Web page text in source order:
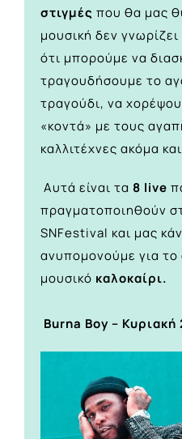
στιγμές που θα μας
μουσική δεν
ότι μπορούμε να
τραγουδήσουμε το
τραγούδι, να
«κοντά» με τους
καλλιτέχνες ακόμα και
Αυτά είναι τα 8 live
πραγματοποιηθούν
SNFestival και μας
ανυπομονούμε για το
μουσικό καλοκαίρι.
Burna Boy – Κυριακή